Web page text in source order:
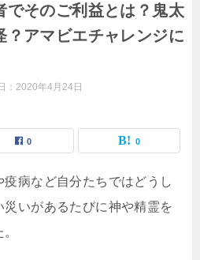
でそのご利益とは？鬼太
？アマビエチャレンジに
： 2020年4月24日
0 0
病など自分たちではどうし
いがあるたびに神や精霊を